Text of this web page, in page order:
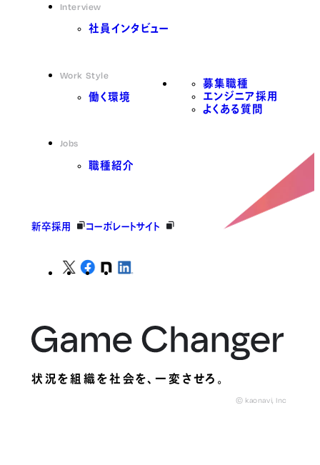
Interview
社員インタビュー
Work Style
働く環境
Jobs
職種紹介
募集職種
エンジニア採用
よくある質問
新卒採用 コーポレートサイト
状況を組織を社会を、一変させろ。
© kaonavi, Inc